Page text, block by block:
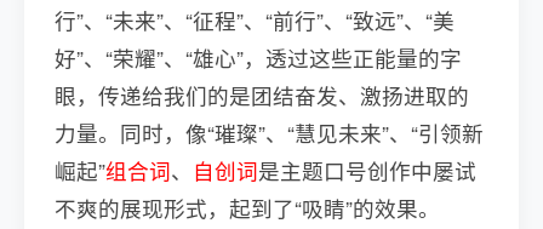
行”、“未来”、“征程”、“前行”、“致远”、“美
好”、“荣耀”、“雄心”，透过这些正能量的字
眼，传递给我们的是团结奋发、激扬进取的
力量。同时，像“璀璨”、“慧见未来”、“引领新
崛起”组合词、 自创词是主题口号创作中屡试
不爽的展现形式，起到了“吸睛”的效果。